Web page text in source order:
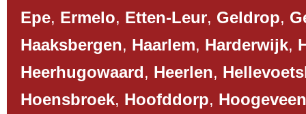
Epe, Ermelo, Etten-Leur, Geldrop,
Haaksbergen, Haarlem, Harderwijk,
Heerhugowaard, Heerlen,
Hoensbroek, Hoofddorp, Hoogeveen